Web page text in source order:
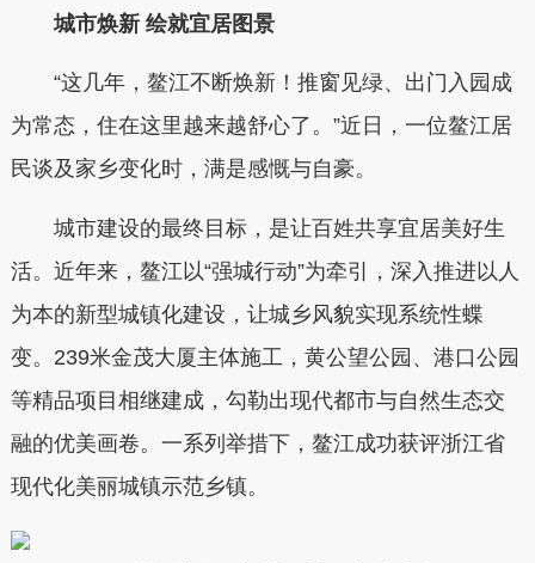
城市焕新 绘就宜居图景
“这几年，鳌江不断焕新！推窗见绿、出门入园成
为常态，住在这里越来越舒心了。”近日，一位鳌江居
民谈及家乡变化时，满是感慨与自豪。
城市建设的最终目标，是让百姓共享宜居美好生
活。近年来，鳌江以“强城行动”为牵引，深入推进以人
为本的新型城镇化建设，让城乡风貌实现系统性蝶
变。239米金茂大厦主体施工，黄公望公园、港口公园
等精品项目相继建成，勾勒出现代都市与自然生态交
融的优美画卷。一系列举措下，鳌江成功获评浙江省
现代化美丽城镇示范乡镇。